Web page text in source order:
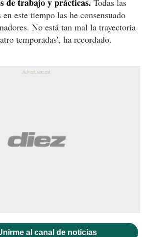
este tiempo las he consensuado
No está tan mal la trayectoria
temporadas', ha recordado.
al canal de noticias